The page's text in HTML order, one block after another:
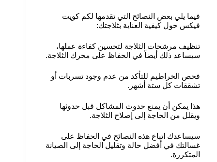
فيما يلي بعض النصائح التي تقدمها لكم كويت
فيكس حول كيفية العناية بثلاجتك:
تنظيف مرشحات الثلاجة لتحسين كفاءة عملها،
سيساعد ذلك أيضاً في الحفاظ على محرك الثلاجة.
فحص الخراطيم للتأكد من عدم وجود تسربات أو
تشققات كل ستة أشهر.
هذا يمكن أن يمنع حدوث المشاكل قبل حدوثها
ويقلل من الحاجة إلى إصلاح الثلاجة.
سيساعدك اتباع هذه النصائح في الحفاظ على
غسالتك في أفضل حالة وتقليل الحاجة إلى الصيانة
المتكررة.